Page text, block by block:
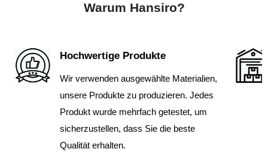
Warum Hansiro?
Hochwertige Produkte
Wir verwenden ausgewählte Materialien,
unsere Produkte zu produzieren. Jedes
Produkt wurde mehrfach getestet, um
sicherzustellen, dass Sie die beste
Qualität erhalten.